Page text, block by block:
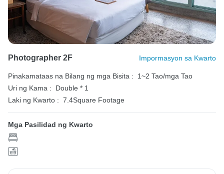
Photographer 2F Impormasyon sa Kwarto
Pinakamataas na Bilang ng mga Bisita :
1~2 Tao/mga Tao
Uri ng Kama :
Double * 1
Laki ng Kwarto : 7.4Square Footage
Mga Pasilidad ng Kwarto